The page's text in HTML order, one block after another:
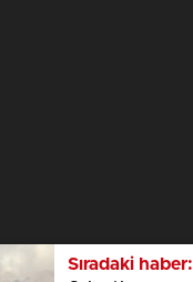
Sıradaki haber: